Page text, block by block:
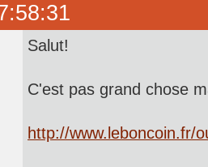
Salut!
C'est pas grand chose
http://www.leboncoin.fr/